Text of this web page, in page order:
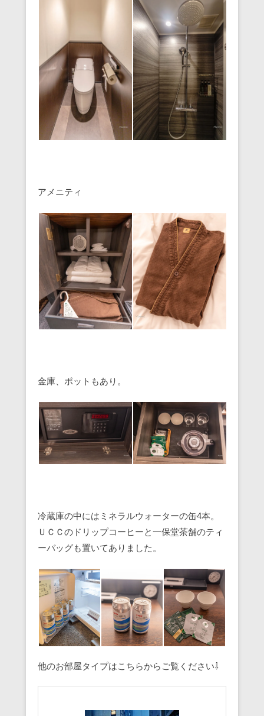
アメニティ
金庫、ポットもあり。
冷蔵庫の中にはミネラルウォーターの缶4本。
ＵＣＣのドリップコーヒーと一保堂茶舗のティ
ーバッグも置いてありました。
他のお部屋タイプはこちらからご覧ください⇩